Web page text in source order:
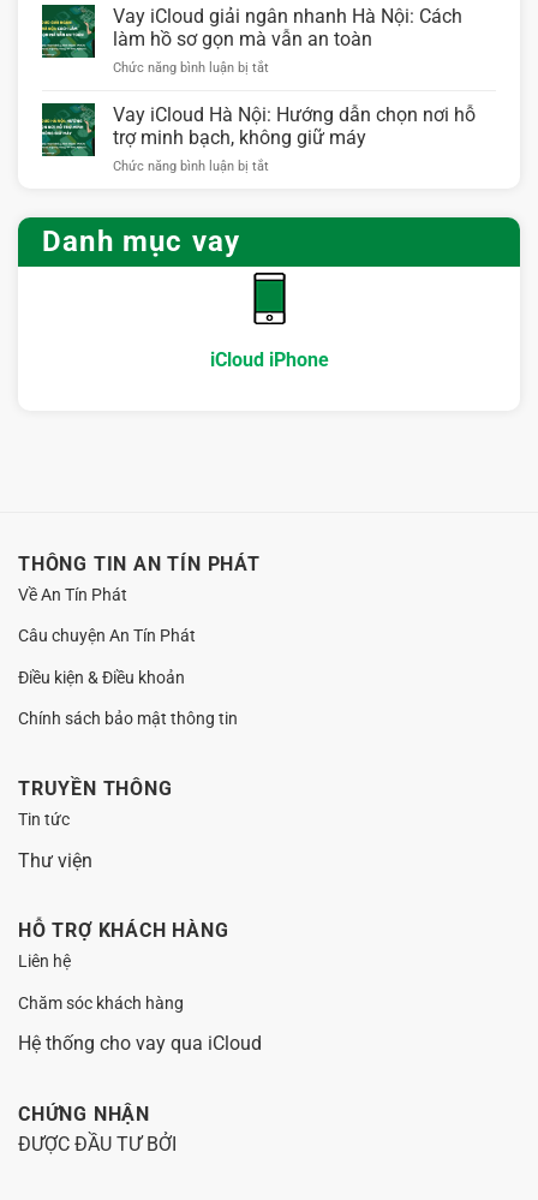
thoại
vẫn
Nội:
7
chí
giá
nơi
tín
iCloud
online
Hà
Nội:
vấn
nhanh
nhưng
cần
gì?
Vay iCloud giải ngân nhanh Hà Nội: Cách
làm hồ sơ gọn mà vẫn an toàn
Chức năng bình luận bị tắt
iCloud
ngân
nhanh
hồ
gọn
vẫn
Vay iCloud Hà Nội: Hướng dẫn chọn nơi hỗ
trợ minh bạch, không giữ máy
Chức năng bình luận bị tắt
Hướng
chọn
nơi
hỗ
trợ
Danh mục vay
iCloud iPhone
THÔNG TIN AN TÍN PHÁT
Về An Tín Phát
Câu chuyện An Tín Phát
Điều kiện & Điều khoản
Chính sách bảo mật thông tin
TRUYỀN THÔNG
Tin tức
Thư viện
HỖ TRỢ KHÁCH HÀNG
Liên hệ
Chăm sóc khách hàng
Hệ thống cho vay qua iCloud
CHỨNG NHẬN
ĐƯỢC ĐẦU TƯ BỞI